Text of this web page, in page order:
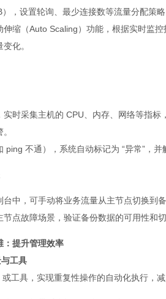
，设置轮询、最少连接数等流量分配策
伸缩（Auto Scaling）功能，根据实时监
化。
实时采集主机的 CPU、内存、网络等指
ping 不通），系统自动标记为 “异常”，
台中，可手动将业务流量从主节点切换
节点故障场景，验证备份数据的可用性
：提升管理效率
工具
工具，实现重复性操作的自动化执行，